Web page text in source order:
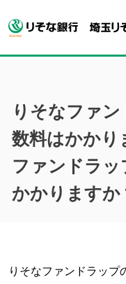
りそなファ
数料はかかり
ファンドラ
かかりますか
りそなファンドラップ